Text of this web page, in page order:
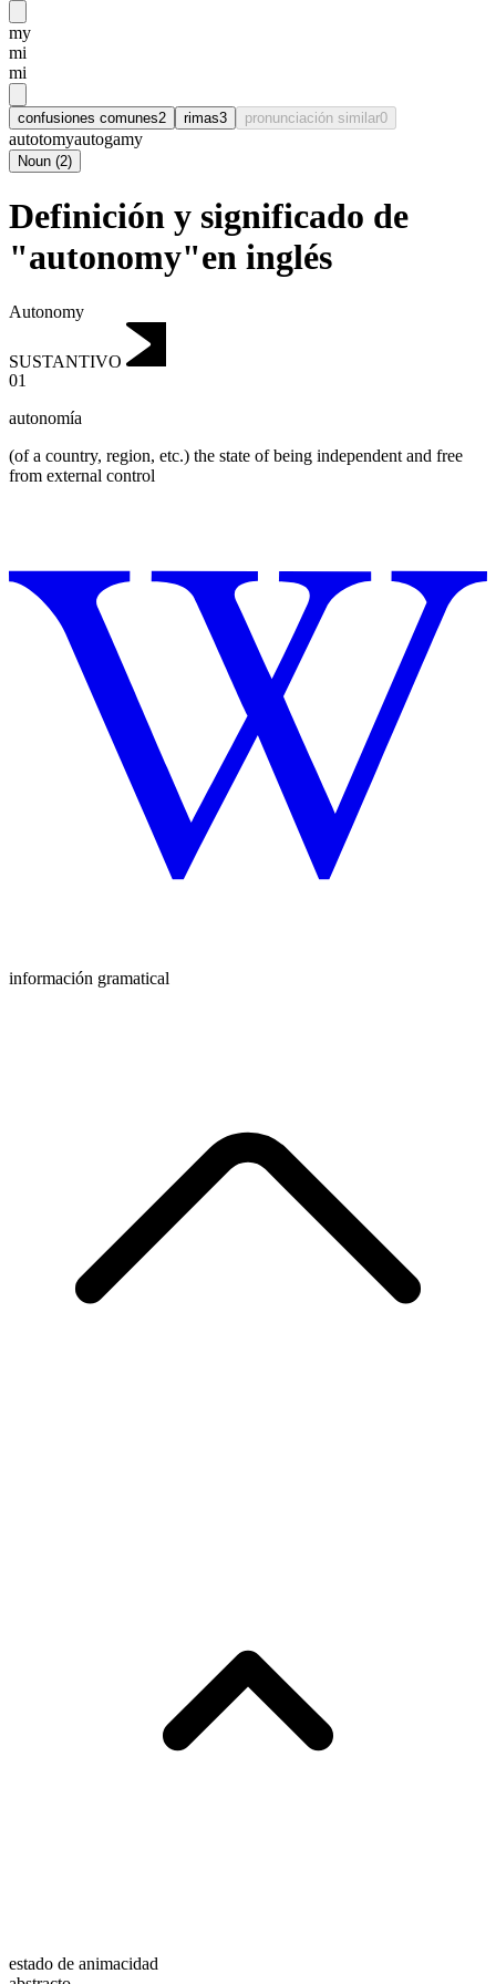
my
mi
mi
confusiones comunes2 rimas3 pronunciación similar0
autotomyautogamy
Noun (2)
Definición y significado de
"autonomy"en inglés
Autonomy
SUSTANTIVO
01
autonomía
(of a country, region, etc.) the state of being independent and free
from external control
información gramatical
estado de animacidad